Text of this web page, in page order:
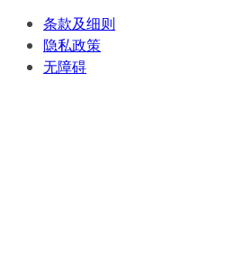
条款及细则
隐私政策
无障碍